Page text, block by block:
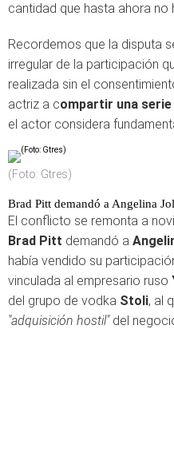
cantidad que hasta ahora no
Recordemos que la disputa
irregular de la participación
realizada sin el
actriz a compartir una
el actor considera
(Foto: Gtres)
Brad Pitt demandó a Angelina
El conflicto se remonta a
Brad Pitt demandó a
había vendido su
vinculada al empresario ruso
del grupo de vodka Stoli, al
"adquisición hostil"del